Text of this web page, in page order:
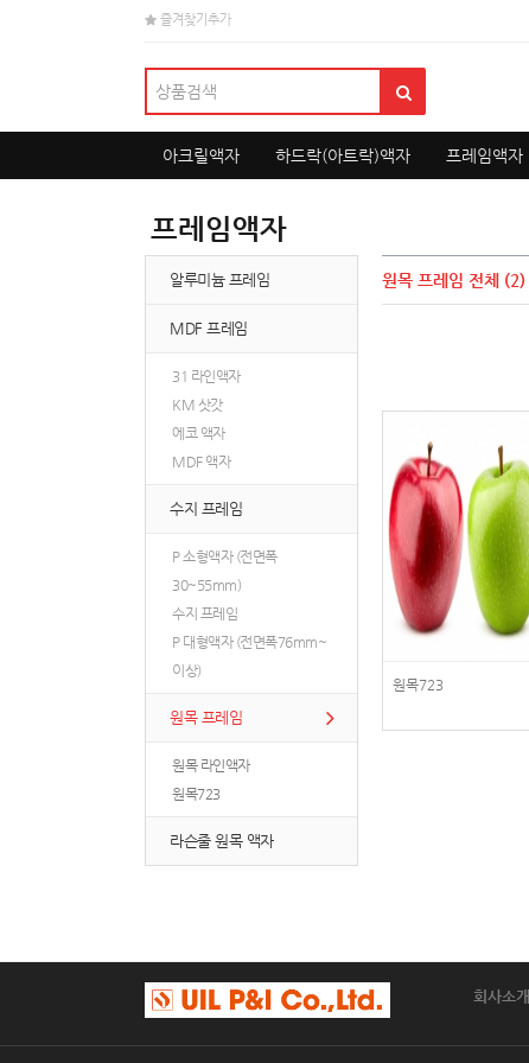
즐겨찾기추가
아크릴액자 하드락(아트락)액자 프레임액자
프레임액자
알루미늄 프레임
MDF 프레임
31 라인액자
KM 삿갓
에코 액자
MDF 액자
수지 프레임
P 소형액자 (전면폭
30~55mm)
수지 프레임
P 대형액자 (전면폭76mm~
이상)
원목 프레임
원목 라인액자
원목723
라슨줄 원목 액자
원목 프레임 전체 (2)
원목723
회사소개